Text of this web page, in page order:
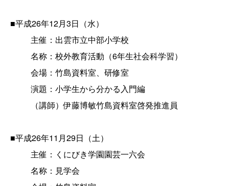
■平成26年12月3日（水）
主催：出雲市立中部小学校
名称：校外教育活動（6年生社会科学習）
会場：竹島資料室、研修室
演題：小学生から分かる入門編
（講師）伊藤博敏竹島資料室啓発推進員
■平成26年11月29日（土）
主催：くにびき学園園芸一六会
名称：見学会